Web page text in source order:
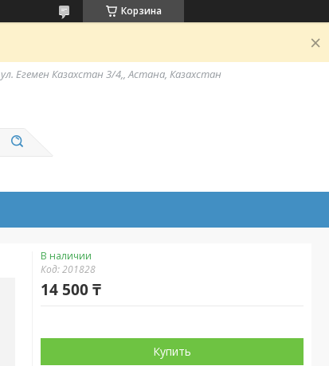
Корзина
ул. Егемен Казахстан 3/4,, Астана, Казахстан
В наличии
Код:201828
14 500 ₸
Купить